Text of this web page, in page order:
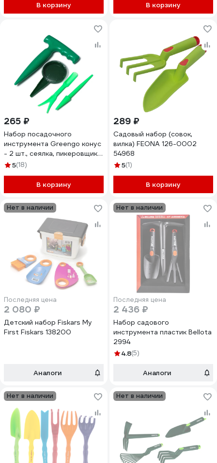
В корзину В корзину
265 ₽
Набор посадочного
инструмента Greengo конус
- 2 шт., сеялка, пикеровщик
4496954
5(18)
В корзину
289 ₽
Садовый набор (совок,
вилка) FEONA 126-0002
54968
5(1)
В корзину
Нет в наличии
Последняя цена
2 080 ₽
Детский набор Fiskars My
First Fiskars 138200
Аналоги
Нет в наличии
Последняя цена
2 436 ₽
Набор садового
инструмента пластик Bellota
2994
4.8(5)
Аналоги
Нет в наличии Нет в наличии